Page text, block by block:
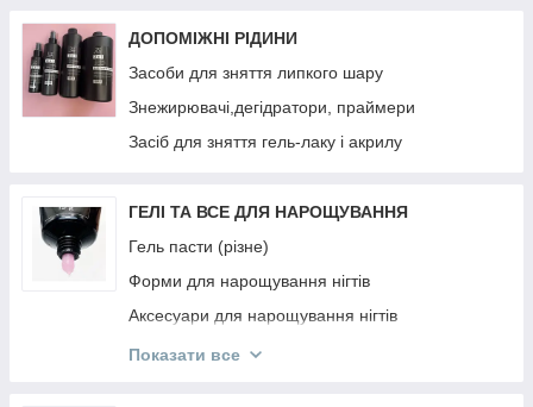
Ellips
KAYPRO
NOOK
РЕЗИНКИ Invisibobble
BRELIL
JNOWA
PROFIStyle
MIRELLA
ARTISTO
ДОПОМІЖНІ РІДИНИ
Засоби для зняття липкого шару
Знежирювачі,дегідратори, праймери
Засіб для зняття гель-лаку і акрилу
ГЕЛІ ТА ВСЕ ДЛЯ НАРОЩУВАННЯ
Гель пасти (різне)
Форми для нарощування нігтів
Аксесуари для нарощування нігтів
Гель фарби
Показати все